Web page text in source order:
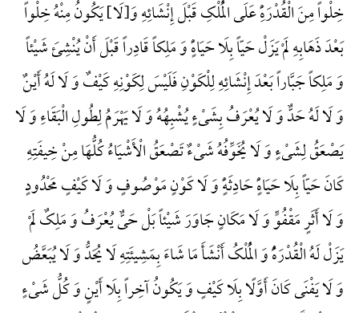
خِلْواً مِنَ الْقُدْرَهًِْ عَلَی الْمُلْکِ قَبْلَ إِنْشَائِهِ وَ{لَا} یَکُونُ مِنْهُ خِلْواً
بَعْدَ ذَهَابِهِ لَمْ یَزَلْ حَیّاً بِلَا حَیَاهًٍْ وَ مَلِکاً قَادِراً قَبْلَ أَنْ یُنْشِئَ شَیْئاً
وَ مَلِکاً جَبَّاراً بَعْدَ إِنْشَائِهِ لِلْکَوْنِ فَلَیْسَ لِکَوْنِهِ کَیْفٌ وَ لَا لَهُ أَیْنٌ
وَ لَا لَهُ حَدٌّ وَ لَا یُعْرَفُ بِشَیْءٍ یُشْبِهُهُ وَ لَا یَهْرَمُ لِطُولِ الْبَقَاءِ وَ لَا
یَصْعَقُ لِشَیْءٍ وَ لَا یُخَوِّفُهُ شَیْءٌ تَصْعَقُ الْأَشْیَاءُ کُلُّهَا مِنْ خِیفَتِهِ
کَانَ حَیّاً بِلَا حَیَاهًٍْ حَادِثَهًٍْ وَ لَا کَوْنٍ مَوْصُوفٍ وَ لَا کَیْفٍ مَحْدُودٍ
وَ لَا أَثَرٍ مَقْفُوٍّ وَ لَا مَکَانٍ جَاوَرَ شَیْئاً بَلْ حَیٌّ یُعْرَفُ وَ مَلِکٌ لَمْ
یَزَلْ لَهُ الْقُدْرَهًُْ وَ الْمُلْکُ أَنْشَأَ مَا شَاءَ بِمَشِیئَتِهِ لَا یُحَدُّ وَ لَا یُبَعَّضُ
وَ لَا یَفْنَی کَانَ أَوَّلًا بِلَا کَیْفٍ وَ یَکُونُ آخِراً بِلَا أَیْنٍ وَ کُلُّ شَیْءٍ